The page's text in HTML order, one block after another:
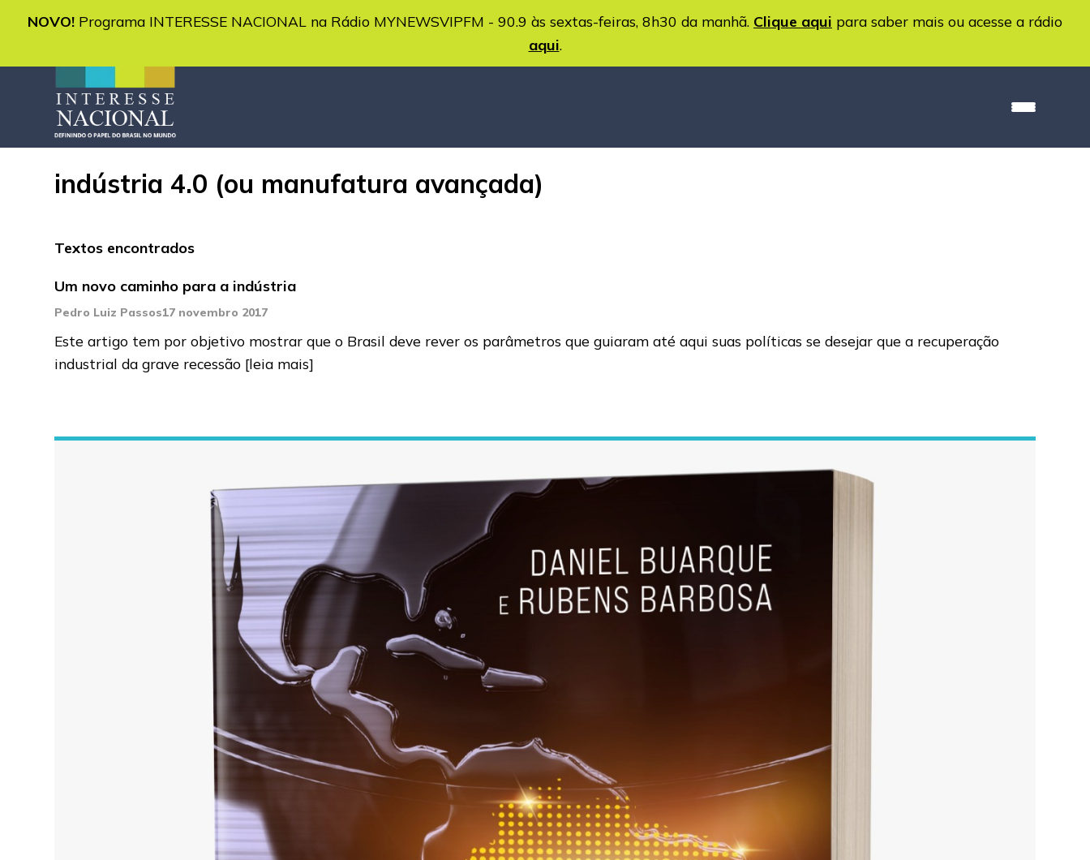
NOVO! Programa INTERESSE NACIONAL na Rádio MYNEWSVIPFM - 90.9 às sextas-feiras, 8h30 da manhã. Clique aqui para saber mais ou acesse a rádio
aqui.
indústria 4.0 (ou manufatura avançada)
Textos encontrados
Um novo caminho para a indústria
Pedro Luiz Passos17 novembro 2017
Este artigo tem por objetivo mostrar que o Brasil deve rever os parâmetros que guiaram até aqui suas políticas se desejar que a recuperação
industrial da grave recessão [leia mais]